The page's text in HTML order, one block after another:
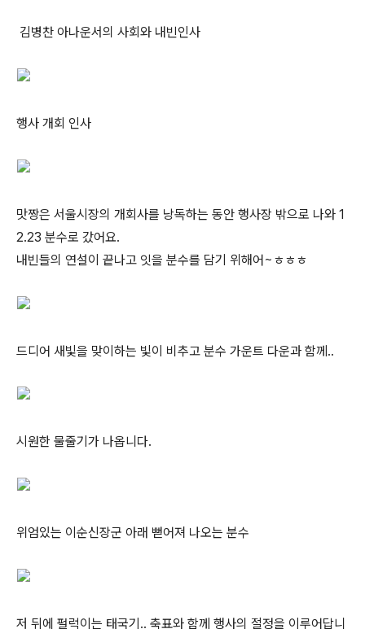
김병찬 아나운서의 사회와 내빈인사
행사 개회 인사
맛짱은 서울시장의 개회사를 낭독하는 동안 행사장 밖으로 나와 1
2.23 분수로 갔어요.
내빈들의 연설이 끝나고 잇을 분수를 담기 위해어~ㅎㅎㅎ
드디어 새빛을 맞이하는 빛이 비추고 분수 가운트 다운과 함께..
시원한 물줄기가 나옵니다.
위엄있는 이순신장군 아래 뻗어져 나오는 분수
저 뒤에 펄럭이는 태국기.. 축표와 함께 행사의 절정을 이루어답니